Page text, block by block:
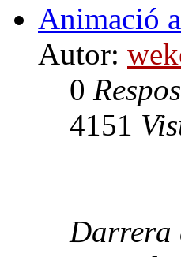
Animació
Autor:
0
4151
Darrera